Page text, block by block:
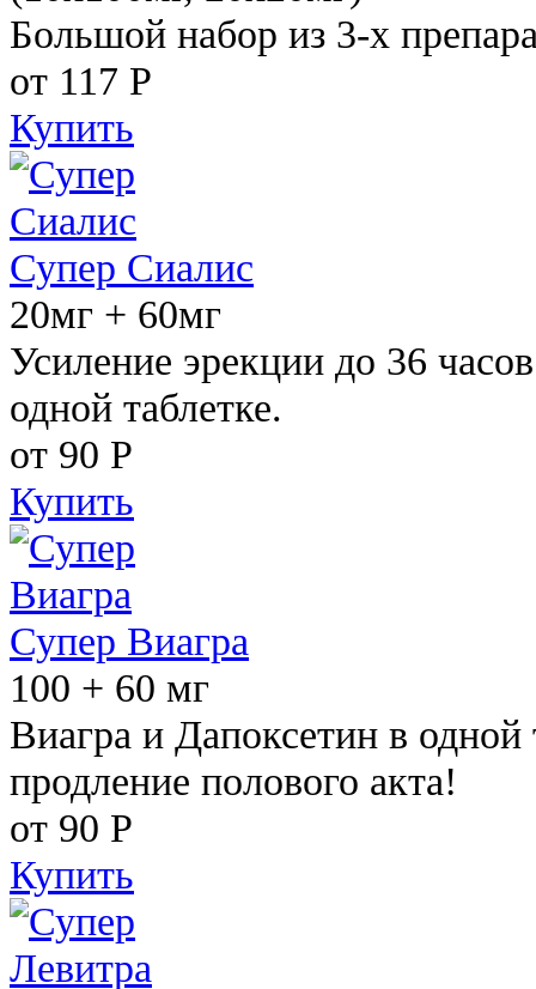
Большой набор из 3-х
от 117 Р
Купить
Супер Сиалис
20мг + 60мг
Усиление эрекции до 36
одной таблетке.
от 90 Р
Купить
Супер Виагра
100 + 60 мг
Виагра и Дапоксетин в одной
продление полового акта!
от 90 Р
Купить